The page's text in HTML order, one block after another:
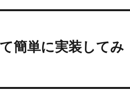
簡単に実装してみ